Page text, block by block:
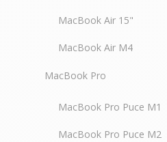
MacBook Air 15"
MacBook Air M4
MacBook Pro
MacBook Pro Puce M1
MacBook Pro Puce M2